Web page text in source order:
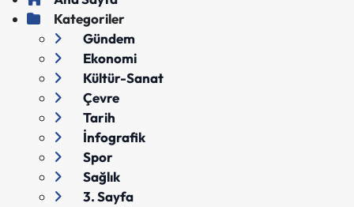
Kategoriler
Gündem
Ekonomi
Kültür-Sanat
Çevre
Tarih
İnfografik
Spor
Sağlık
3. Sayfa